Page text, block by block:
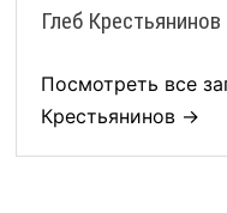
Глеб Крестьянинов
Посмотреть все
Крестьянинов →